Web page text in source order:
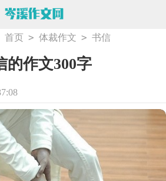
首页 > 体裁作文 > 书信
的作文300字